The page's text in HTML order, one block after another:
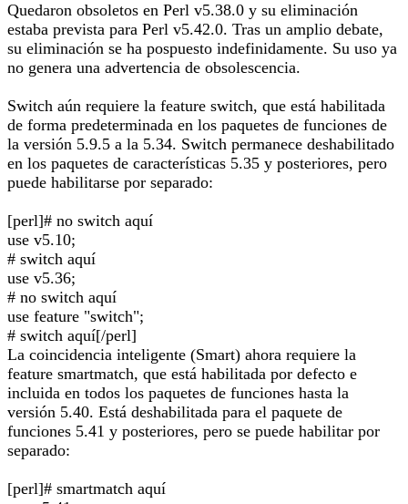
Quedaron obsoletos en Perl v5.38.0 y su eliminación
estaba prevista para Perl v5.42.0. Tras un amplio debate,
su eliminación se ha pospuesto indefinidamente. Su uso ya
no genera una advertencia de obsolescencia.
Switch aún requiere la feature switch, que está habilitada
de forma predeterminada en los paquetes de funciones de
la versión 5.9.5 a la 5.34. Switch permanece deshabilitado
en los paquetes de características 5.35 y posteriores, pero
puede habilitarse por separado:
[perl]# no switch aquí
use v5.10;
# switch aquí
use v5.36;
# no switch aquí
use feature "switch";
# switch aquí[/perl]
La coincidencia inteligente (Smart) ahora requiere la
feature smartmatch, que está habilitada por defecto e
incluida en todos los paquetes de funciones hasta la
versión 5.40. Está deshabilitada para el paquete de
funciones 5.41 y posteriores, pero se puede habilitar por
separado:
[perl]# smartmatch aquí